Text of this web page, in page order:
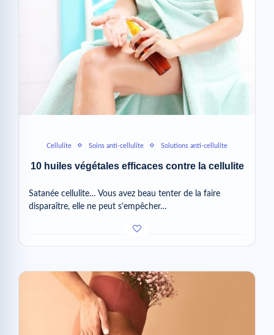
Cellulite Soins anti-cellulite Solutions anti-cellulite
10 huiles végétales efficaces contre la cellulite
Satanée cellulite… Vous avez beau tenter de la faire
disparaître, elle ne peut s’empêcher…